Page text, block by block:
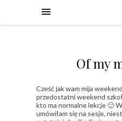
Of my
Cześć jak wam mija
przedostatni weekend
kto ma normalne lekcje 🙂
umówiłam się na sesje,